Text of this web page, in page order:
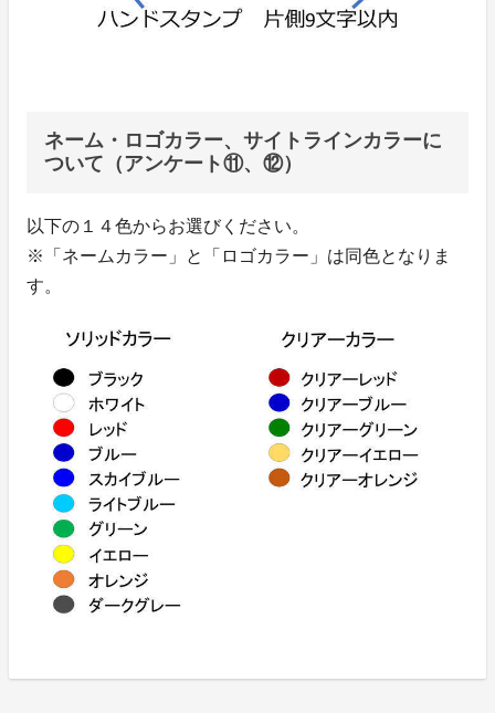
ネーム・ロゴカラー、サイトラインカラーに
ついて（アンケート⑪、⑫）
以下の１４色からお選びください。
※「ネームカラー」と「ロゴカラー」は同色となりま
す。